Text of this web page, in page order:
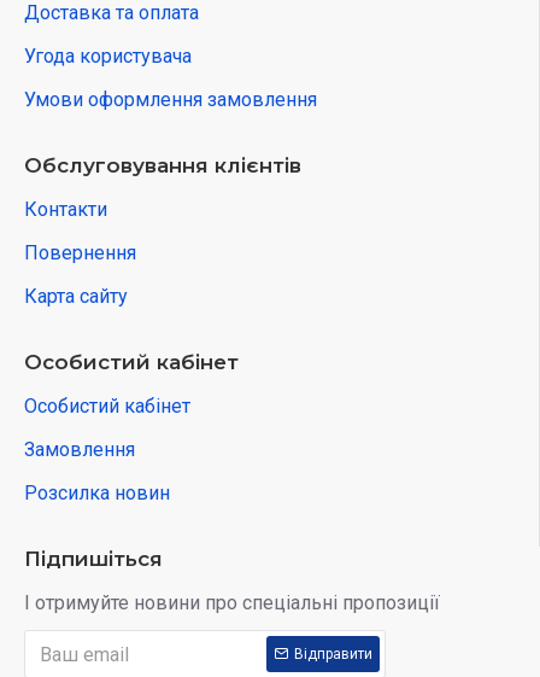
Доставка та оплата
Угода користувача
Умови оформлення замовлення
Обслуговування клієнтів
Контакти
Повернення
Карта сайту
Особистий кабінет
Особистий кабінет
Замовлення
Розсилка новин
Підпишіться
І отримуйте новини про спеціальні пропозиції
Відправити